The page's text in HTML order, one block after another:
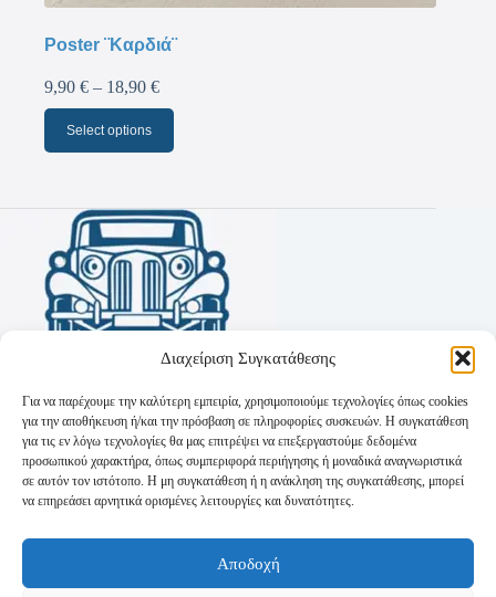
Διαχείριση Συγκατάθεσης
Για να παρέχουμε την καλύτερη εμπειρία, χρησιμοποιούμε τεχνολογίες όπως cookies
για την αποθήκευση ή/και την πρόσβαση σε πληροφορίες συσκευών. Η συγκατάθεση
για τις εν λόγω τεχνολογίες θα μας επιτρέψει να επεξεργαστούμε δεδομένα
προσωπικού χαρακτήρα, όπως συμπεριφορά περιήγησης ή μοναδικά αναγνωριστικά
σε αυτόν τον ιστότοπο. Η μη συγκατάθεση ή η ανάκληση της συγκατάθεσης, μπορεί
να επηρεάσει αρνητικά ορισμένες λειτουργίες και δυνατότητες.
Αποδοχή
Poster ¨Καρδιά¨
9,90 € – 18,90 €
Select options
Πολιτική Απορρήτου
Τρόποι Αποστολής